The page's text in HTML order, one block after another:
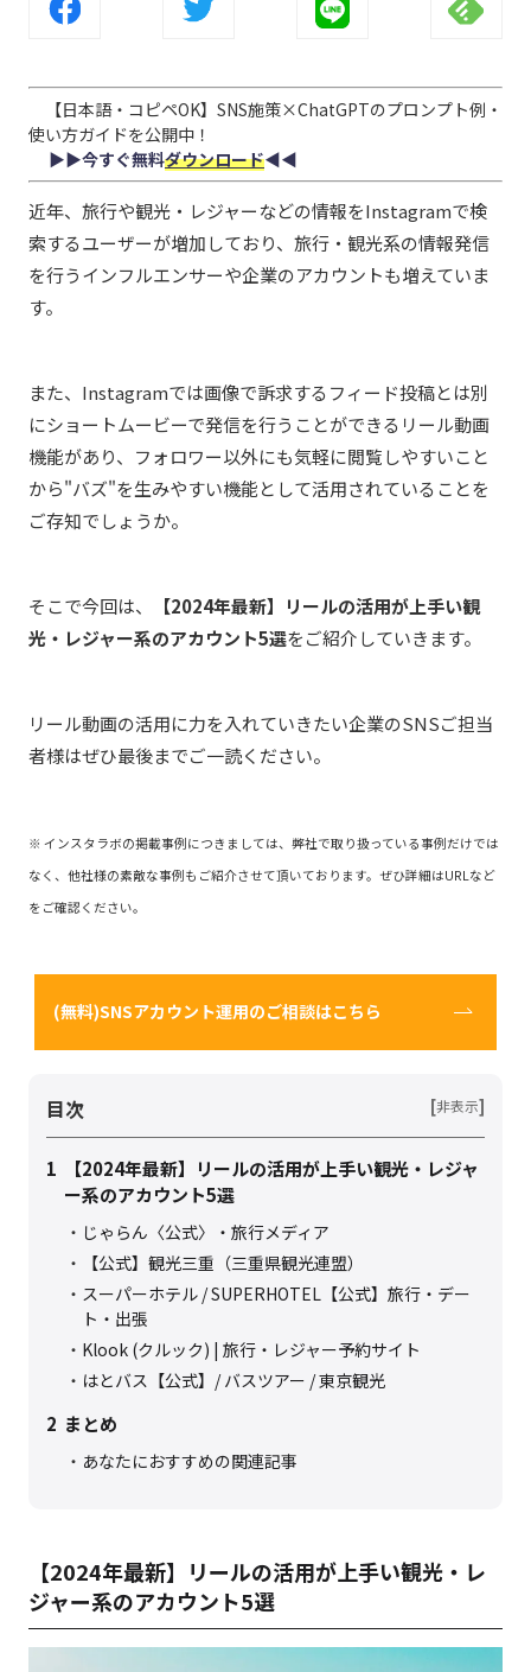
【日本語・コピペOK】SNS施策×ChatGPTのプロンプト例・
使い方ガイドを公開中！
▶︎▶︎今すぐ無料ダウンロード◀︎◀︎
近年、旅行や観光・レジャーなどの情報をInstagramで検
索するユーザーが増加しており、旅行・観光系の情報発信
を行うインフルエンサーや企業のアカウントも増えていま
す。
また、Instagramでは画像で訴求するフィード投稿とは別
にショートムービーで発信を行うことができるリール動画
機能があり、フォロワー以外にも気軽に閲覧しやすいこと
から"バズ"を生みやすい機能として活用されていることを
ご存知でしょうか。
そこで今回は、
【2024年最新】リールの活用が上手い観
光・レジャー系のアカウント5選をご紹介していきます。
リール動画の活用に力を入れていきたい企業のSNSご担当
者様はぜひ最後までご一読ください。
※ インスタラボの掲載事例につきましては、弊社で取り扱っている事例だけでは
なく、他社様の素敵な事例もご紹介させて頂いております。ぜひ詳細はURLなど
をご確認ください。
(無料)SNSアカウント運用のご相談はこちら
目次 [非表示]
1
【2024年最新】リールの活用が上手い観光・レジャ
ー系のアカウント5選
じゃらん〈公式〉・旅行メディア
【公式】観光三重（三重県観光連盟）
スーパーホテル / SUPERHOTEL【公式】旅行・デー
ト・出張
Klook (クルック) | 旅行・レジャー予約サイト
はとバス【公式】/ バスツアー / 東京観光
2 まとめ
あなたにおすすめの関連記事
【2024年最新】リールの活用が上手い観光・レ
ジャー系のアカウント5選